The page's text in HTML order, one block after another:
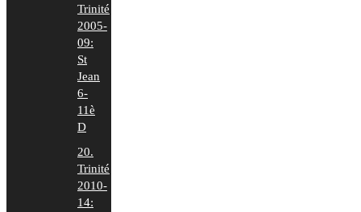
Trinité
2005-
09:
St
Jean
6-
11è
D
20.
Trinité
2010-
14: